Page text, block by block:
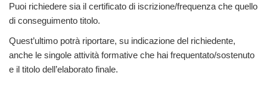
Puoi richiedere sia il certificato di iscrizione/frequenza che quello
di conseguimento titolo.
Quest’ultimo potrà riportare, su indicazione del richiedente,
anche le singole attività formative che hai frequentato/sostenuto
e il titolo dell’elaborato finale.